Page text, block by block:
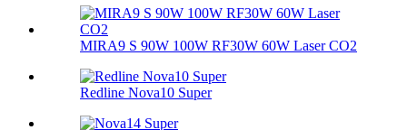
MIRA9 S 90W 100W RF30W 60W Laser CO2
Redline Nova10 Super